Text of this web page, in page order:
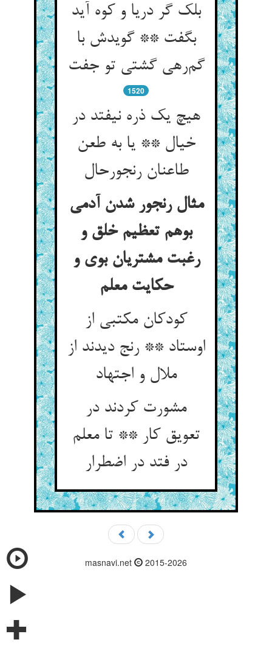
بلک گر دریا و کوه آید
بگفت ** گویدش با
گم‌رهی گشتی تو جفت
1520
هیچ یک ذره نیفتد در
خیال ** یا به طعن
طاعنان رنجورحال
مثال رنجور شدن آدمی
بوهم تعظیم خلق و
رغبت مشتریان بوی و
حکایت معلم
کودکان مکتبی از
اوستاد ** رنج دیدند از
ملال و اجتهاد
مشورت کردند در
تعویق کار ** تا معلم
در فتد در اضطرار
masnavi.net 2015-2026